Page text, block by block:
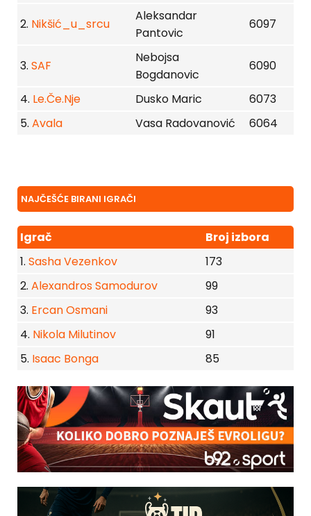
2. Nikšić_u_srcu
Aleksandar
Pantovic
6097
3. SAF
Nebojsa
Bogdanovic
6090
4. Le.Če.Nje Dusko Maric
6073
5. Avala Vasa Radovanović 6064
NAJČEŠĆE BIRANI IGRAČI
Igrač
Broj izbora
1. Sasha Vezenkov
173
2. Alexandros Samodurov
99
3. Ercan Osmani
93
4. Nikola Milutinov
91
5. Isaac Bonga 85